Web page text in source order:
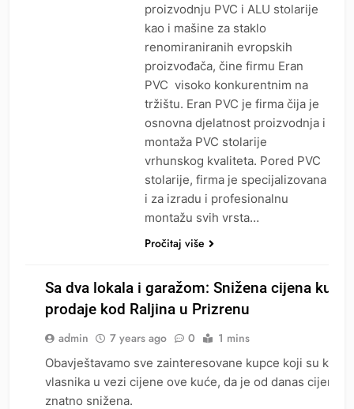
proizvodnju PVC i ALU stolarije
kao i mašine za staklo
renomiraniranih evropskih
proizvođača, čine firmu Eran
PVC visoko konkurentnim na
tržištu. Eran PVC je firma čija je
osnovna djelatnost proizvodnja i
montaža PVC stolarije
vrhunskog kvaliteta. Pored PVC
stolarije, firma je specijalizovana
i za izradu i profesionalnu
montažu svih vrsta…
Pročitaj više
OGLASI
Sa dva lokala i garažom: Snižena cijena kuće
prodaje kod Raljina u Prizrenu
admin 7 years ago 0 1 mins
Obavještavamo sve zainteresovane kupce koji su
vlasnika u vezi cijene ove kuće, da je od danas cijena
znatno snižena.